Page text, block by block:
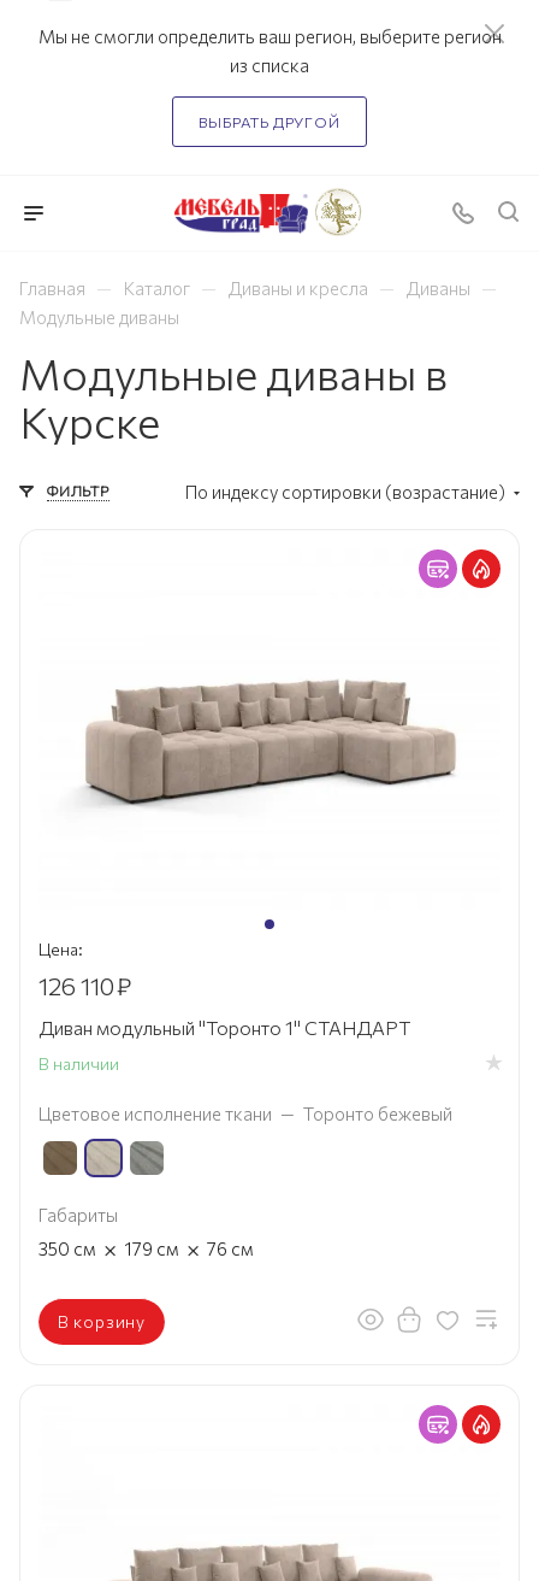
Мы не смогли определить ваш регион, выберите регион
из списка
ВЫБРАТЬ ДРУГОЙ
Главная — Каталог — Диваны и кресла — Диваны —
Модульные диваны
Модульные диваны в
Курске
ФИЛЬТР По индексу сортировки (возрастание)
Цена:
126 110₽
Диван модульный "Торонто 1" СТАНДАРТ
В наличии
Цветовое исполнение ткани — Торонто бежевый
Габариты
350 см × 179 см × 76 см
В корзину